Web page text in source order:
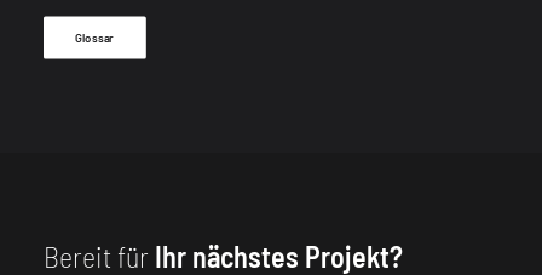
Glossar
Bereit für Ihr nächstes Projekt?